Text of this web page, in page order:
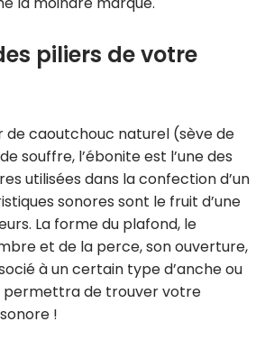
piliers de votre
de caoutchouc naturel (sève de
souffre, l’ébonite est l’une des
utilisées dans la confection d’un
sonores sont le fruit d’une
La forme du plafond, le
et de la perce, son ouverture,
à un certain type d’anche ou
permettra de trouver votre
!